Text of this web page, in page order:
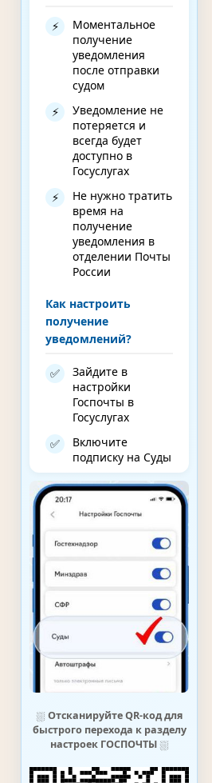
⚡
Моментальное
получение
уведомления
после отправки
судом
⚡
Уведомление не
потеряется и
всегда будет
доступно в
Госуслугах
⚡
Не нужно тратить
время на
получение
уведомления в
отделении Почты
России
Как настроить
получение
уведомлений?
✅
Зайдите в
настройки
Госпочты в
Госуслугах
✅
Включите
подписку на Суды
⛆ Отсканируйте QR-код для
быстрого перехода к разделу
настроек ГОСПОЧТЫ⛆